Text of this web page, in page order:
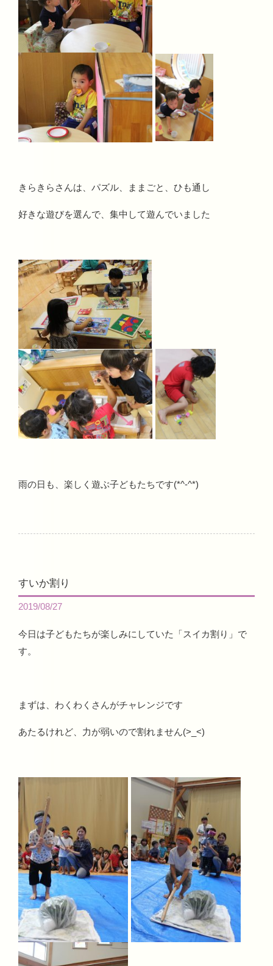
きらきらさんは、パズル、ままごと、ひも通し
好きな遊びを選んで、集中して遊んでいました
雨の日も、楽しく遊ぶ子どもたちです(*^-^*)
すいか割り
2019/08/27
今日は子どもたちが楽しみにしていた「スイカ割り」で
す。
まずは、わくわくさんがチャレンジです
あたるけれど、力が弱いので割れません(>_<)